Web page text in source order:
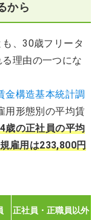
から
、30歳フリータ
理由の一つにな
金構造基本統計調
用形態別の平均賃
歳の正社員の平均
雇用は233,800円
正社員・正職員以外